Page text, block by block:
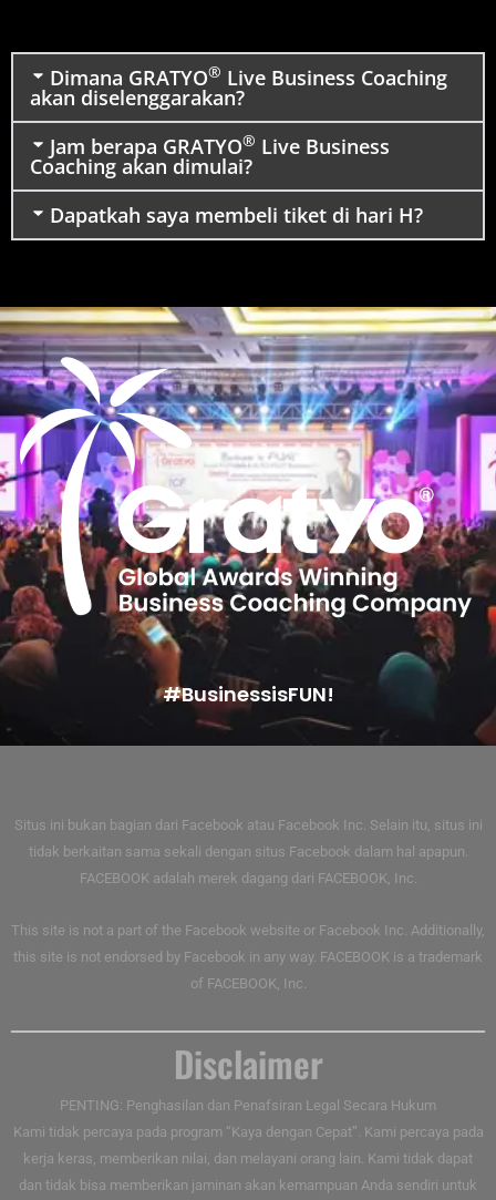
Dimana GRATYO® Live Business Coaching
akan diselenggarakan?
Jam berapa GRATYO® Live Business
Coaching akan dimulai?
Dapatkah saya membeli tiket di hari H?
#BusinessisFUN!
Situs ini bukan bagian dari Facebook atau Facebook Inc. Selain itu, situs ini
tidak berkaitan sama sekali dengan situs Facebook dalam hal apapun.
FACEBOOK adalah merek dagang dari FACEBOOK, Inc.
This site is not a part of the Facebook website or Facebook Inc. Additionally,
this site is not endorsed by Facebook in any way. FACEBOOK is a trademark
of FACEBOOK, Inc.
Disclaimer
PENTING: Penghasilan dan Penafsiran Legal Secara Hukum
Kami tidak percaya pada program “Kaya dengan Cepat”. Kami percaya pada
kerja keras, memberikan nilai, dan melayani orang lain. Kami tidak dapat
dan tidak bisa memberikan jaminan akan kemampuan Anda sendiri untuk